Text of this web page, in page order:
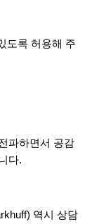
도록 허용해 주
파하면서 공감
다.
역시 상담